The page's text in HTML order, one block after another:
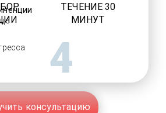
консультацию
ТЕЧЕНИЕ 30
МИНУТ
4